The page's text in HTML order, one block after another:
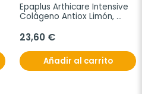
Epaplus Arthicare Intensive
Colágeno Antiox Limón,
23,60 €
Añadir al carrito